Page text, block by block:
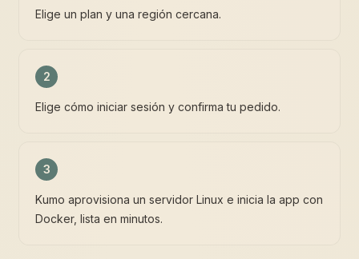
Elige un plan y una región cercana.
2
Elige cómo iniciar sesión y confirma tu pedido.
3
Kumo aprovisiona un servidor Linux e inicia la app con
Docker, lista en minutos.